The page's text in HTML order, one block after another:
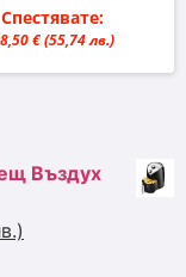
Спестявате:
€(55,74 лв.)
Въздух